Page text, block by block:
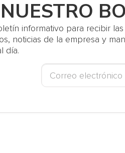
informativo para recibir las
noticias de la empresa y
día.